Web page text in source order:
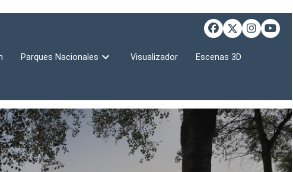
Parques Nacionales Visualizador Escenas 3D